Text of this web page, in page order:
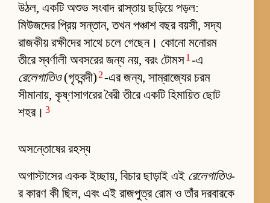
উঠল, একটি অশুভ সংবাদ রাস্তায় ছড়িয়ে পড়ল:
মিউজদের প্রিয় সন্তান, তখন পঞ্চাশ বছর বয়সী, সদ্য
রাজকীয় রক্ষীদের সাথে চলে গেছেন। কোনো মনোরম
তীরে স্বর্ণালী অবসরের জন্য নয়, বরং টোমস1 -এ
রেলেগাতিও(গৃহবন্দী) 2-এর জন্য, সাম্রাজ্যের চরম
সীমানায়, কৃষ্ণসাগরের বৈরী তীরে একটি হিমায়িত ছোট
শহর। 3
অসন্তোষের রহস্য
অগাস্টাসের একক ইচ্ছায়, বিচার ছাড়াই এই রেলেগাতিও-
র কারণ কী ছিল, এবং এই রাজপুত্র রোম ও তাঁর দরবারকে